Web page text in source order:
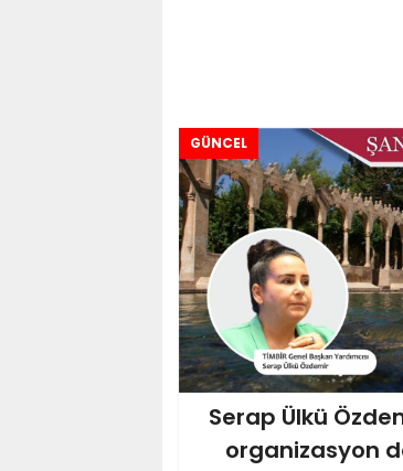
GÜNCEL
Serap Ülkü
organizasyon